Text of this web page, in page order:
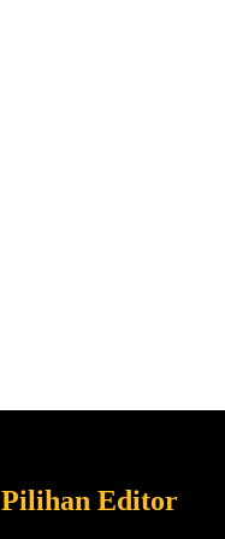
Pilihan Editor